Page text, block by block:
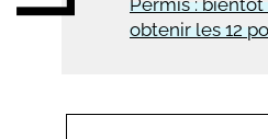
Permis :
obtenir les 12